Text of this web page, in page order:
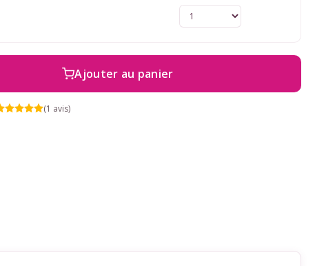
Ajouter au panier
(1 avis)